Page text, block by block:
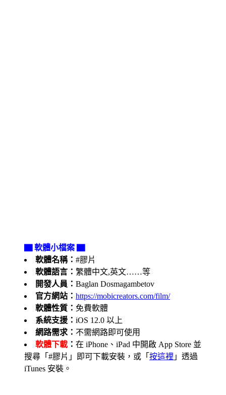
▇ 軟體小檔案 ▇
軟體名稱： #膠片
軟體語言： 繁體中文,英文……等
開發人員： Baglan Dosmagambetov
官方網站： https://mobicreators.com/film/
軟體性質： 免費軟體
系統支援： iOS 12.0 以上
網路需求： 不需網路即可使用
軟體下載 ： 在 iPhone、iPad 中開啟 App Store 並
搜尋「#膠片」即可下載安裝，或「 按這裡 」透過
iTunes 安裝。